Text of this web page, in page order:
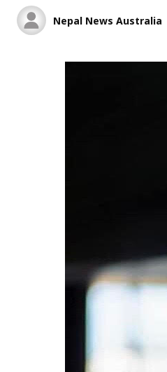
Nepal News Australia